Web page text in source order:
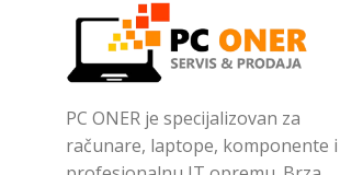
PC ONER je specijalizovan za
računare, laptope, komponente i